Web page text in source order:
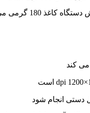
دستی انجام شود